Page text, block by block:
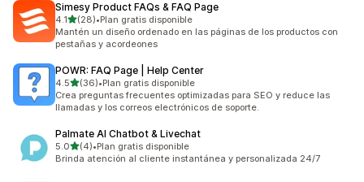
Simesy Product FAQs & FAQ Page
4.1de 5 estrellas
(28)
28 reseñas en total
•Plan gratis disponible
Mantén un diseño ordenado en las páginas de los productos con
pestañas y acordeones
POWR: FAQ Page | Help Center
4.5de 5 estrellas
(36)
36 reseñas en total
•Plan gratis disponible
Crea preguntas frecuentes optimizadas para SEO y reduce las
llamadas y los correos electrónicos de soporte.
Palmate AI Chatbot & Livechat
5.0de 5 estrellas
(4)
4 reseñas en total
•Plan gratis disponible
Brinda atención al cliente instantánea y personalizada 24/7